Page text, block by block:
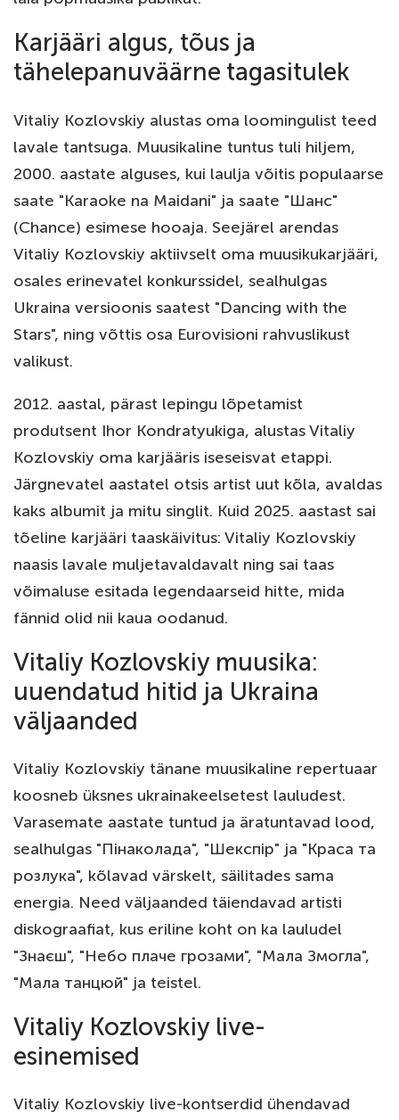
Karjääri algus, tõus ja
tähelepanuväärne tagasitulek
Vitaliy Kozlovskiy alustas oma loomingulist teed
lavale tantsuga. Muusikaline tuntus tuli hiljem,
2000. aastate alguses, kui laulja võitis populaarse
saate "Karaoke na Maidani" ja saate "Шанс"
(Chance) esimese hooaja. Seejärel arendas
Vitaliy Kozlovskiy aktiivselt oma muusikukarjääri,
osales erinevatel konkurssidel, sealhulgas
Ukraina versioonis saatest "Dancing with the
Stars", ning võttis osa Eurovisioni rahvuslikust
valikust.
2012. aastal, pärast lepingu lõpetamist
produtsent Ihor Kondratyukiga, alustas Vitaliy
Kozlovskiy oma karjääris iseseisvat etappi.
Järgnevatel aastatel otsis artist uut kõla, avaldas
kaks albumit ja mitu singlit. Kuid 2025. aastast sai
tõeline karjääri taaskäivitus: Vitaliy Kozlovskiy
naasis lavale muljetavaldavalt ning sai taas
võimaluse esitada legendaarseid hitte, mida
fännid olid nii kaua oodanud.
Vitaliy Kozlovskiy muusika:
uuendatud hitid ja Ukraina
väljaanded
Vitaliy Kozlovskiy tänane muusikaline repertuaar
koosneb üksnes ukrainakeelsetest lauludest.
Varasemate aastate tuntud ja äratuntavad lood,
sealhulgas "Пінаколада", "Шекспір" ja "Краса та
розлука", kõlavad värskelt, säilitades sama
energia. Need väljaanded täiendavad artisti
diskograafiat, kus eriline koht on ka lauludel
"Знаєш", "Небо плаче грозами", "Мала Змогла",
"Мала танцюй" ja teistel.
Vitaliy Kozlovskiy live-
esinemised
Vitaliy Kozlovskiy live-kontserdid ühendavad